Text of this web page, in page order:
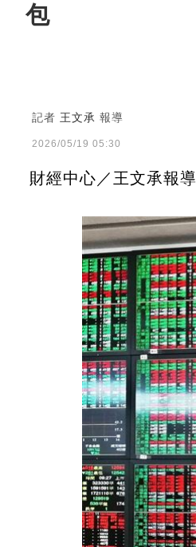
包
記者 王文承 報導
2026/05/19 05:30
財經中心／王文承報導